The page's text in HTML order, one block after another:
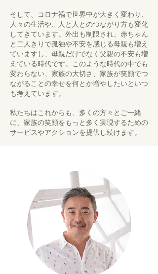
そして、コロナ禍で世界中が大きく変わり、
人々の生活や、人と人とのつながり方も変化
してきています。外出も制限され、赤ちゃん
と二人きりで孤独や不安を感じる母親も増え
ていますし、母親だけでなく父親の不安も増
えている時代です。このような時代の中でも
変わらない、家族の大切さ、家族が笑顔でつ
ながることの幸せを何とか増やしたいといつ
も考えています。
私たちはこれからも、多くの方々とご一緒
に、家族の笑顔をもっと多く実現するための
サービスやアクションを提供し続けます。